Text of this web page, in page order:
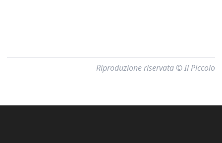
Riproduzione riservata © Il Piccolo